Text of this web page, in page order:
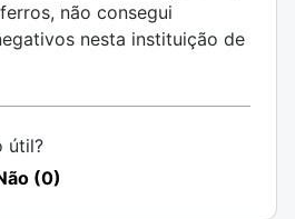
não consegui
nesta instituição de
útil?
(0)